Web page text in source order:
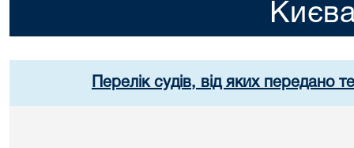
Перелік судів, від яких передано